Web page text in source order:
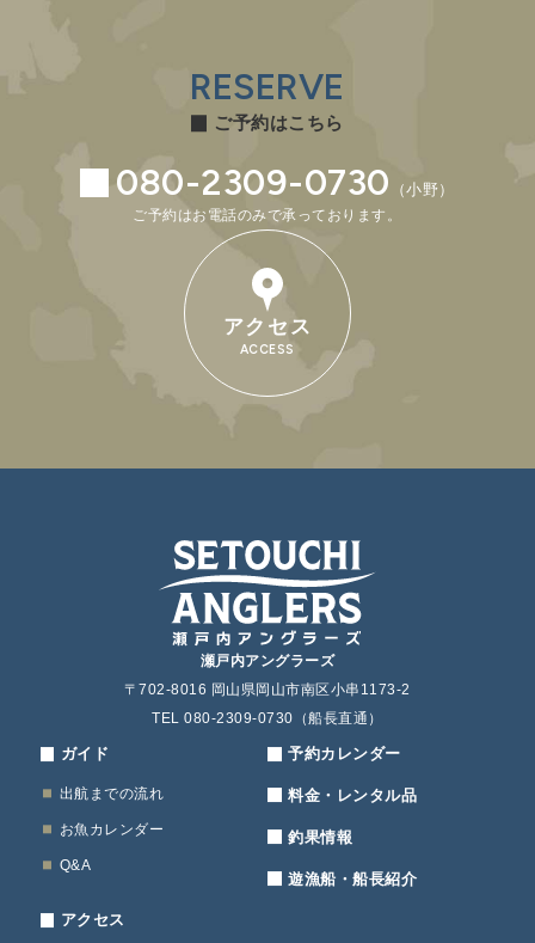
RESERVE
ご予約はこちら
080-2309-0730 （小野）
ご予約はお電話のみで承っております。
アクセス
ACCESS
瀬戸内アングラーズ
〒702-8016 岡山県岡山市南区小串1173-2
TEL 080-2309-0730（船長直通）
ガイド
出航までの流れ
お魚カレンダー
Q&A
予約カレンダー
料金・レンタル品
釣果情報
遊漁船・船長紹介
アクセス